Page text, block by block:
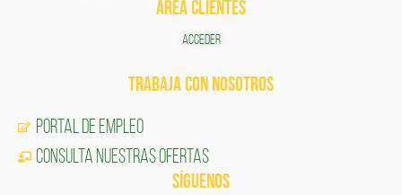
ÁREA CLIENTES
ACCEDER
TRABAJA CON NOSOTROS
Portal de Empleo
CONSULTA NUESTRAS OFERTAS
SÍGUENOS